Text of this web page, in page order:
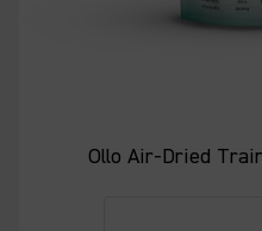
Ollo Air-Dried